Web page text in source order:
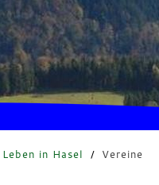
Leben in Hasel / Vereine